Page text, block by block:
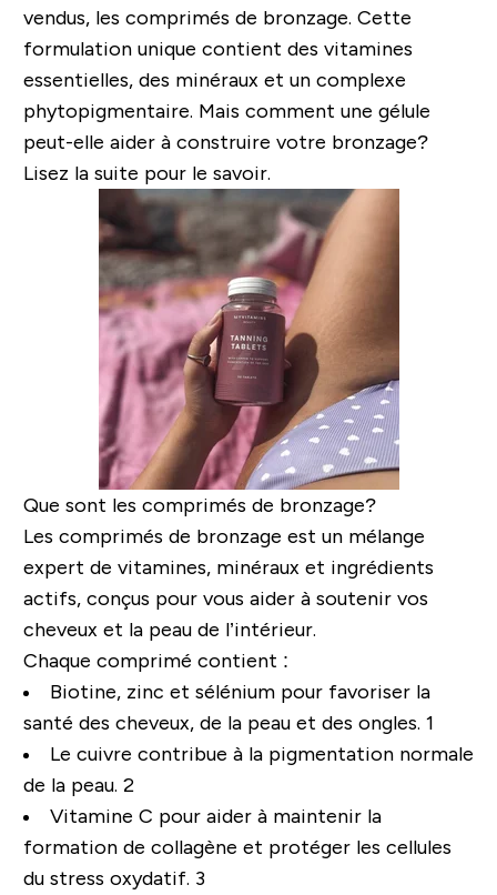
vendus, les comprimés de bronzage. Cette
formulation unique contient des vitamines
essentielles, des minéraux et un complexe
phytopigmentaire. Mais comment une gélule
peut-elle aider à construire votre bronzage?
Lisez la suite pour le savoir.
Que sont les comprimés de bronzage?
Les comprimés de bronzage est un mélange
expert de vitamines, minéraux et ingrédients
actifs, conçus pour vous aider à soutenir vos
cheveux et la peau de l’intérieur.
Chaque comprimé contient :
Biotine, zinc et sélénium pour favoriser la
santé des cheveux, de la peau et des ongles. 1
Le cuivre contribue à la pigmentation normale
de la peau. 2
Vitamine C pour aider à maintenir la
formation de collagène et protéger les cellules
du stress oxydatif. 3